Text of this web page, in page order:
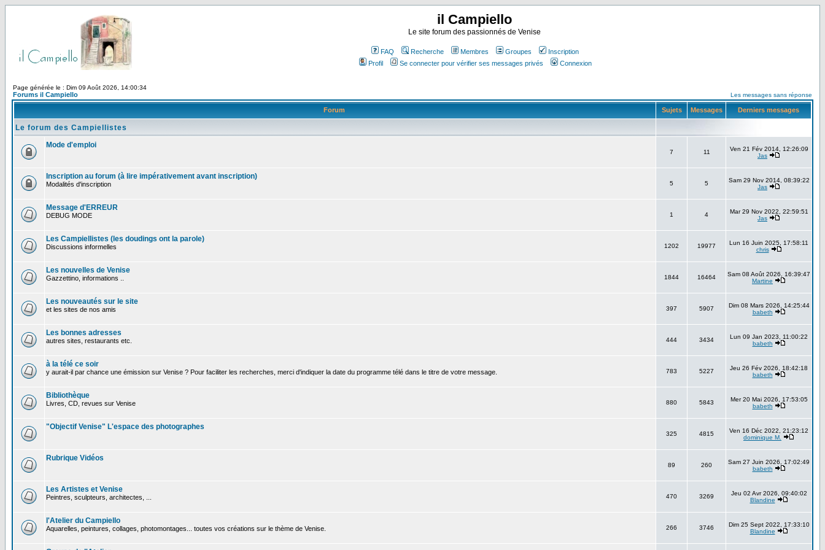
il Campiello
Le site forum des passionnés de Venise
FAQ Recherche Membres Groupes
Inscription
Profil
Se connecter pour vérifier ses messages privés Connexion
Page générée le : Dim 09 Août 2026, 14:00:34
Forums il Campiello Les messages sans réponse
Forum Sujets Messages Derniers messages
Le forum des Campiellistes
Mode d'emploi
7 11
Ven 21 Fév 2014, 12:26:09
Jas
Inscription au forum (à lire impérativement avant inscription)
Modalités d'inscription 5 5
Sam 29 Nov 2014, 08:39:22
Jas
Message d'ERREUR
DEBUG MODE 1 4
Mar 29 Nov 2022, 22:59:51
Jas
Les Campiellistes (les doudings ont la parole)
Discussions informelles 1202 19977
Lun 16 Juin 2025, 17:58:11
chris
Les nouvelles de Venise
Gazzettino, informations .. 1844 16464
Sam 08 Août 2026, 16:39:47
Martine
Les nouveautés sur le site
et les sites de nos amis 397 5907
Dim 08 Mars 2026, 14:25:44
babeth
Les bonnes adresses
autres sites, restaurants etc. 444 3434
Lun 09 Jan 2023, 11:00:22
babeth
à la télé ce soir
y aurait-il par chance une émission sur Venise ? Pour faciliter les recherches, merci d'indiquer la date du programme télé dans le titre de votre message. 783 5227
Jeu 26 Fév 2026, 18:42:18
babeth
Bibliothèque
Livres, CD, revues sur Venise 880 5843
Mer 20 Mai 2026, 17:53:05
babeth
"Objectif Venise" L'espace des photographes
325 4815
Ven 16 Déc 2022, 21:23:12
dominique M.
Rubrique Vidéos
89 260
Sam 27 Juin 2026, 17:02:49
babeth
Les Artistes et Venise
Peintres, sculpteurs, architectes, ... 470 3269
Jeu 02 Avr 2026, 09:40:02
Blandine
l'Atelier du Campiello
Aquarelles, peintures, collages, photomontages... toutes vos créations sur le thème de Venise. 266 3746
Dim 25 Sept 2022, 17:33:10
Blandine